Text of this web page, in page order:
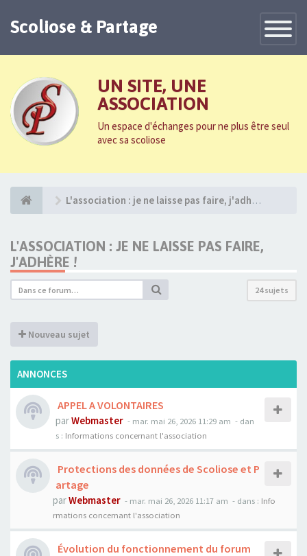
Toggle
Scoliose & Partage
UN SITE, UNE
ASSOCIATION
Un espace d'échanges pour ne plus être seul
avec sa scoliose
L'association : je ne laisse pas faire, j'adhère !
L'ASSOCIATION : JE NE LAISSE PAS FAIRE,
J'ADHÈRE !
24 sujets
Nouveau sujet
ANNONCES
APPEL A VOLONTAIRES
parWebmaster - mar. mai 26, 2026 11:29 am - dan
s : Informations concernant l'association
Protections des données de Scoliose et P
artage
parWebmaster - mar. mai 26, 2026 11:17 am - dans : Info
rmations concernant l'association
Évolution du fonctionnement du forum